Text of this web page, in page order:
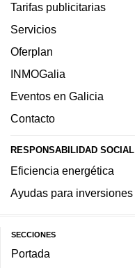
Tarifas publicitarias
Servicios
Oferplan
INMOGalia
Eventos en Galicia
Contacto
RESPONSABILIDAD SOCIAL
Eficiencia energética
Ayudas para inversiones
SECCIONES
Portada